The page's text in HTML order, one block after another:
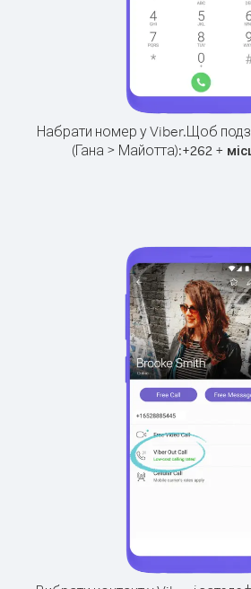
Набрати номер у Viber.Щоб
(Гана > Майотта):+262+